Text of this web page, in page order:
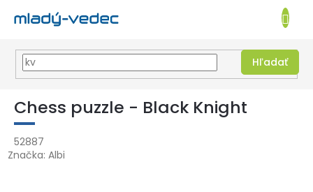
Prejsť
obsah
EUR
Hľadať
KOŠÍK
Chess puzzle - Black Knight
52887
Značka: Albi